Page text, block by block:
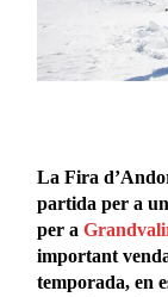
La Fira
partida per a
per a
important
temporada, en